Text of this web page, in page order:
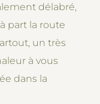
délabré,
part la route
un très
à vous
dans la